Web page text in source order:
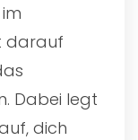
darauf
Dabei legt
dich